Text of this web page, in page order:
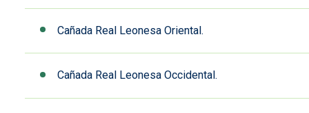
Cañada Real Leonesa Oriental.
Cañada Real Leonesa Occidental.